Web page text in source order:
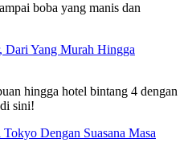
boba yang manis dan
Dari Yang Murah Hingga
hingga hotel bintang 4 dengan
sini!
Dengan Suasana Masa